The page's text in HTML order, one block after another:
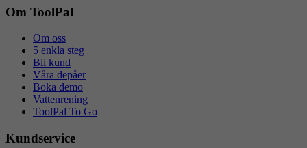
Om ToolPal
Om oss
5 enkla steg
Bli kund
Våra depåer
Boka demo
Vattenrening
ToolPal To Go
Kundservice